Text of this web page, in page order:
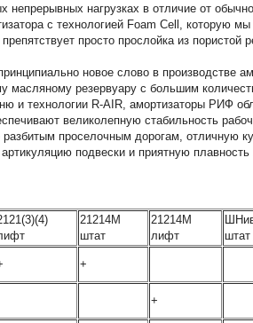
непрерывных нагрузках в отличие от
с технологией Foam Cell, которую
просто прослойка из пористой
новое слово в производстве
масляному резервуару с большим
и технологии R-AIR, амортизаторы РИФ
великолепную стабильность
разбитым проселочным дорогам, отличную
подвески и приятную плавность
21214М
штат
21214М
лифт
штат
+
+